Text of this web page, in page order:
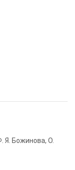
Я. Божинова, О.